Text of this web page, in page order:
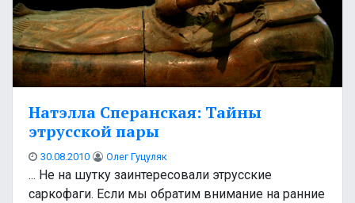
Натэлла Сперанская: Тайны
этрусской пары
30.08.2010 Олег Гуцуляк
... Не на шутку заинтересовали этрусские
саркофаги. Если мы обратим внимание на ранние